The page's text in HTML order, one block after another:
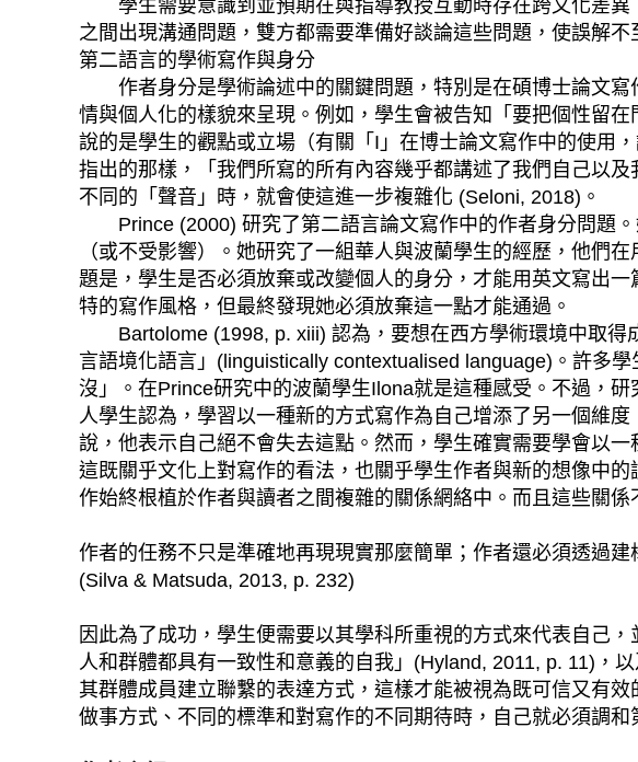
學生需要意識到並預期在與指導教授互動時存在跨文化差異
之間出現溝通問題，雙方都需要準備好談論這些問題，使誤解
第二語言的學術寫作與身分
作者身分是學術論述中的關鍵問題，特別是在碩博士論文寫
情與個人化的樣貌來呈現。例如，學生會被告知「要把個性留
說的是學生的觀點或立場（有關「I」在博士論文寫作中的使用
指出的那樣，「我們所寫的所有內容幾乎都講述了我們自己以
不同的「聲音」時，就會使這進一步複雜化 (Seloni, 2018)。
Prince (2000) 研究了第二語言論文寫作中的作者身分問題。
（或不受影響）。她研究了一組華人與波蘭學生的經歷，他們
題是，學生是否必須放棄或改變個人的身分，才能用英文寫出
特的寫作風格，但最終發現她必須放棄這一點才能通過。
Bartolome (1998, p. xiii) 認為，要想在西方學術環境中取得
言語境化語言」(linguistically contextualised language)。許多
沒」。在Prince研究中的波蘭學生Ilona就是這種感受。不過，
人學生認為，學習以一種新的方式寫作為自己增添了另一個維
說，他表示自己絕不會失去這點。然而，學生確實需要學會以
這既關乎文化上對寫作的看法，也關乎學生作者與新的想像中
作始終根植於作者與讀者之間複雜的關係網絡中。而且這些關係
作者的任務不只是準確地再現現實那麼簡單；作者還必須透過
(Silva & Matsuda, 2013, p. 232)
因此為了成功，學生便需要以其學科所重視的方式來代表自己
人和群體都具有一致性和意義的自我」(Hyland, 2011, p. 11)，
其群體成員建立聯繫的表達方式，這樣才能被視為既可信又有
做事方式、不同的標準和對寫作的不同期待時，自己就必須調